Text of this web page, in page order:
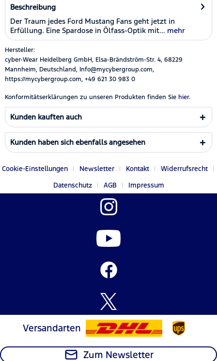
Beschreibung
Der Traum jedes Ford Mustang Fans geht jetzt in
Erfüllung. Eine Spardose in Ölfass-Optik mit... mehr
Hersteller:
cyber-Wear Heidelberg GmbH, Elsa-Brändström-Str. 4, 68229
Mannheim, Deutschland, Info@mycybergroup.com,
https://mycybergroup.com, +49 621 30 983 0
Konformitätserklärungen zu unseren Produkten finden Sie hier.
Kunden kauften auch
Kunden haben sich ebenfalls angesehen
Cookie-Einstellungen Newsletter Kontakt
Widerrufsrecht
Datenschutz
AGB Impressum
Versandarten
Zum Newsletter